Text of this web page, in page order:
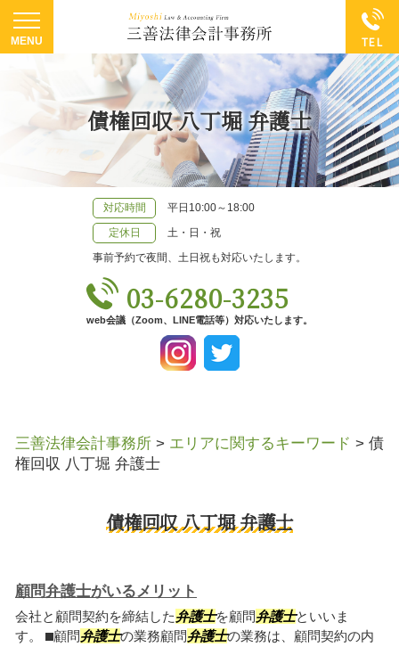
債権回収 八丁堀 弁護士
対応時間
平日10:00～18:00
定休日
土・日・祝
事前予約で夜間、土日祝も対応いたします。
03-6280-3235
web会議（Zoom、LINE電話等）対応いたします。
三善法律会計事務所 > エリアに関するキーワード > 債
権回収 八丁堀 弁護士
債権回収 八丁堀 弁護士
顧問弁護士がいるメリット
会社と顧問契約を締結した弁護士を顧問弁護士といいま
す。 ⬛︎顧問弁護士の業務顧問弁護士の業務は、顧問契約の内